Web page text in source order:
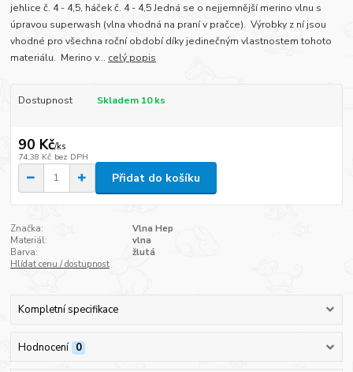
jehlice č. 4 - 4,5, háček č. 4 - 4,5 Jedná se o nejjemnější merino vlnu s
úpravou superwash (vlna vhodná na praní v pračce). Výrobky z ní jsou
vhodné pro všechna roční období díky jedinečným vlastnostem tohoto
materiálu. Merino v... celý popis
Dostupnost Skladem 10 ks
90 Kč/ks
74,38 Kč bez DPH
Přidat do košíku
Značka:
Vlna Hep
Materiál:
vlna
Barva:
žlutá
Hlídat cenu / dostupnost
Kompletní specifikace
Hodnocení 0